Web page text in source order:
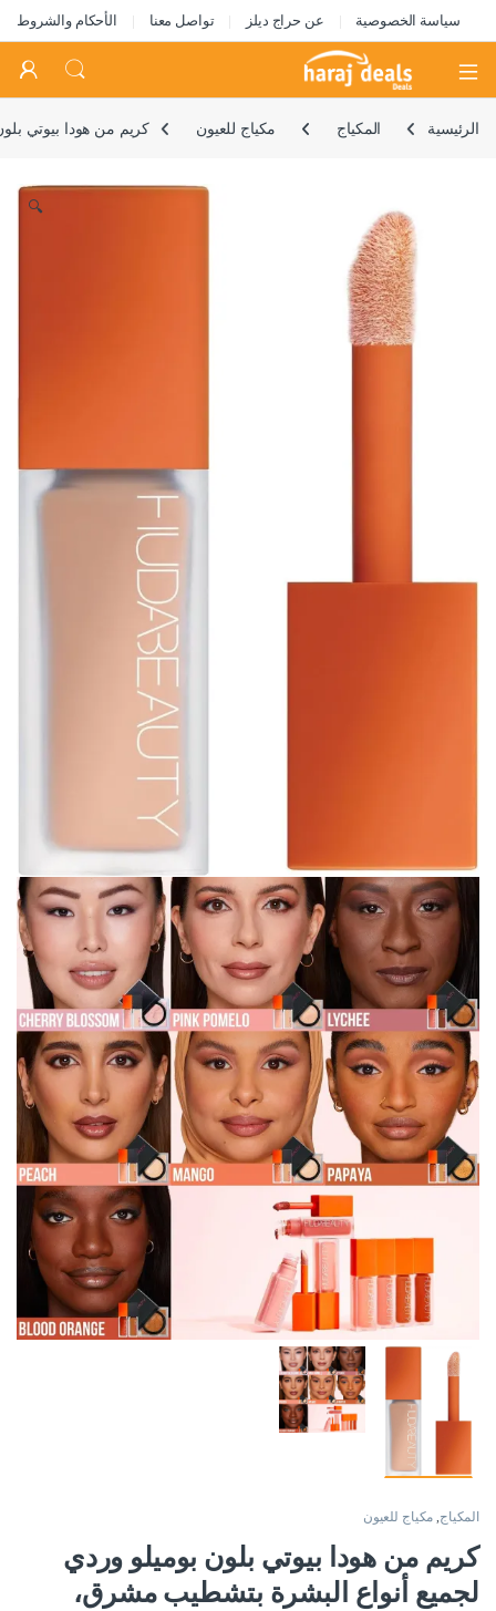
سياسة الخصوصية عن حراج ديلز تواصل معنا الأحكام والشروط
Open
الرئيسية المكياج مكياج للعيون كريم من هودا بيوتي
🔍
المكياج مكياج للعيون
كريم من هودا بيوتي بلون بوميلو وردي
لجميع أنواع البشرة بتشطيب مشرق،